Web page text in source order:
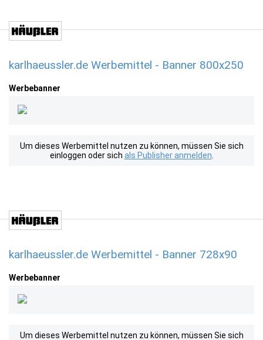
karlhaeussler.de Werbemittel - Banner 800x250
Werbebanner
Um dieses Werbemittel nutzen zu können, müssen Sie sich
einloggen oder sich als Publisher anmelden
karlhaeussler.de Werbemittel - Banner 728x90
Werbebanner
Um dieses Werbemittel nutzen zu können, müssen Sie sich